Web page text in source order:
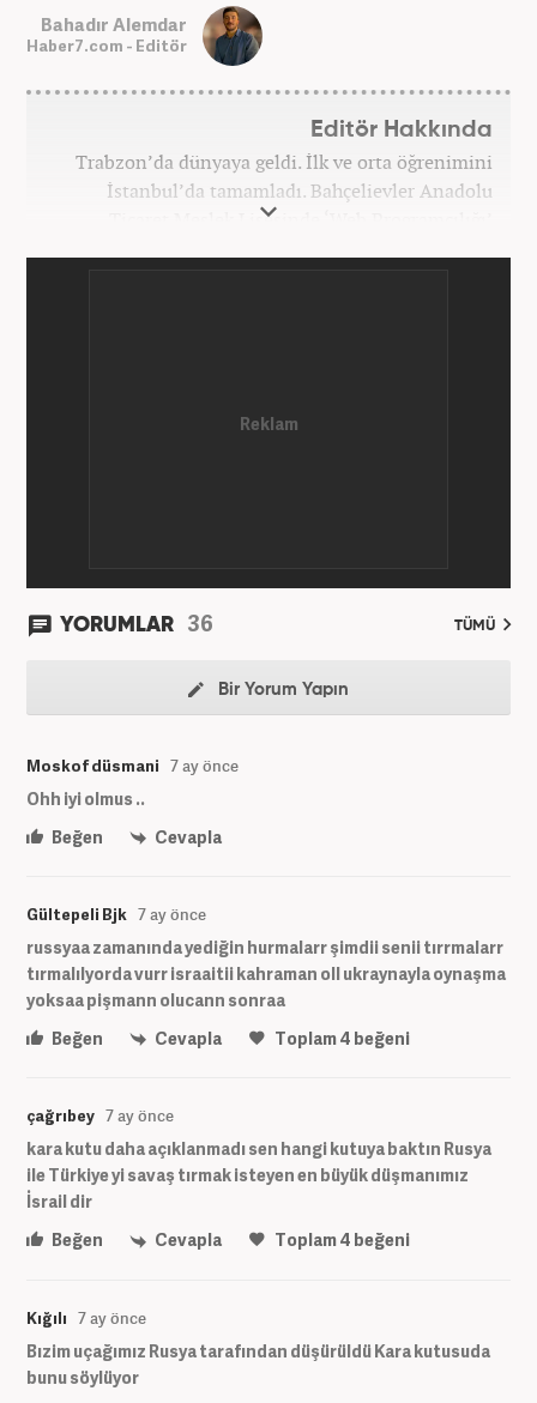
Bahadır Alemdar
Haber7.com - Editör
Editör Hakkında
Trabzon’da dünyaya geldi. İlk ve orta öğrenimini
İstanbul’da tamamladı. Bahçelievler Anadolu
Ticaret Meslek Lisesinde ‘Web Programcılığı’
ve teknoloji kategorilerinde birçok haber ve
YORUMLAR 36 TÜMÜ
Bir Yorum Yapın
Moskof düsmani 7 ay önce
Ohh iyi olmus ..
Beğen
Cevapla
Gültepeli Bjk 7 ay önce
russyaa zamanında yediğin hurmalarr şimdii senii tırrmalarr
tırmalılyorda vurr israaitii kahraman oll ukraynayla oynaşma
yoksaa pişmann olucann sonraa
Beğen
Cevapla Toplam4 beğeni
çağrıbey 7 ay önce
kara kutu daha açıklanmadı sen hangi kutuya baktın Rusya
ile Türkiye yi savaş tırmak isteyen en büyük düşmanımız
İsrail dir
Beğen
Cevapla Toplam4 beğeni
Kığılı 7 ay önce
Bızim uçağımız Rusya tarafından düşürüldü Kara kutusuda
bunu söylüyor